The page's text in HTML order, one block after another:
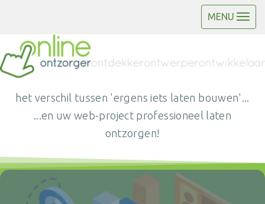
MENU
het verschil tussen 'ergens iets laten bouwen'...
...en uw web-project professioneel laten
ontzorgen!